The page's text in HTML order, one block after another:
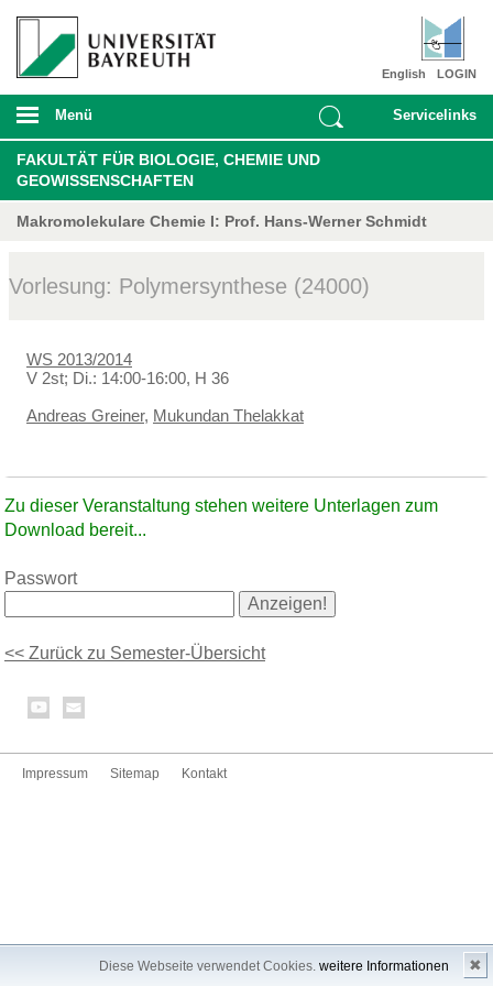
Diese Webseite verwendet Cookies. weitere Informationen ✖
LOGIN
English
Menü Servicelinks
FAKULTÄT FÜR BIOLOGIE, CHEMIE UND
GEOWISSENSCHAFTEN
Makromolekulare Chemie I: Prof. Hans-Werner Schmidt
Vorlesung: Polymersynthese (24000)
WS 2013/2014
V 2st; Di.: 14:00-16:00, H 36
Andreas Greiner, Mukundan Thelakkat
Zu dieser Veranstaltung stehen weitere Unterlagen zum
Download bereit...
Passwort
<< Zurück zu Semester-Übersicht
Impressum Sitemap Kontakt